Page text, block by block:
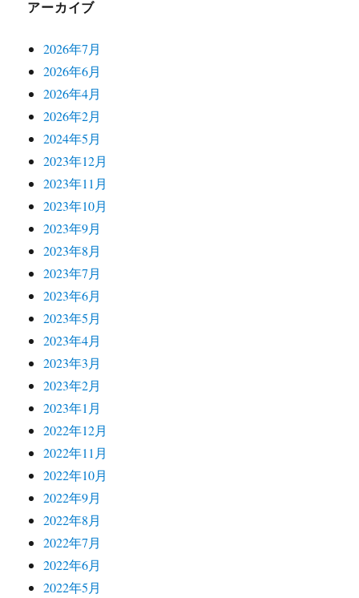
アーカイブ
2026年7月
2026年6月
2026年4月
2026年2月
2024年5月
2023年12月
2023年11月
2023年10月
2023年9月
2023年8月
2023年7月
2023年6月
2023年5月
2023年4月
2023年3月
2023年2月
2023年1月
2022年12月
2022年11月
2022年10月
2022年9月
2022年8月
2022年7月
2022年6月
2022年5月